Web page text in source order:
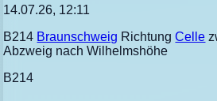
14.07.26, 12:11
B214 Braunschweig RichtungCelle
Abzweig nach Wilhelmshöhe
B214